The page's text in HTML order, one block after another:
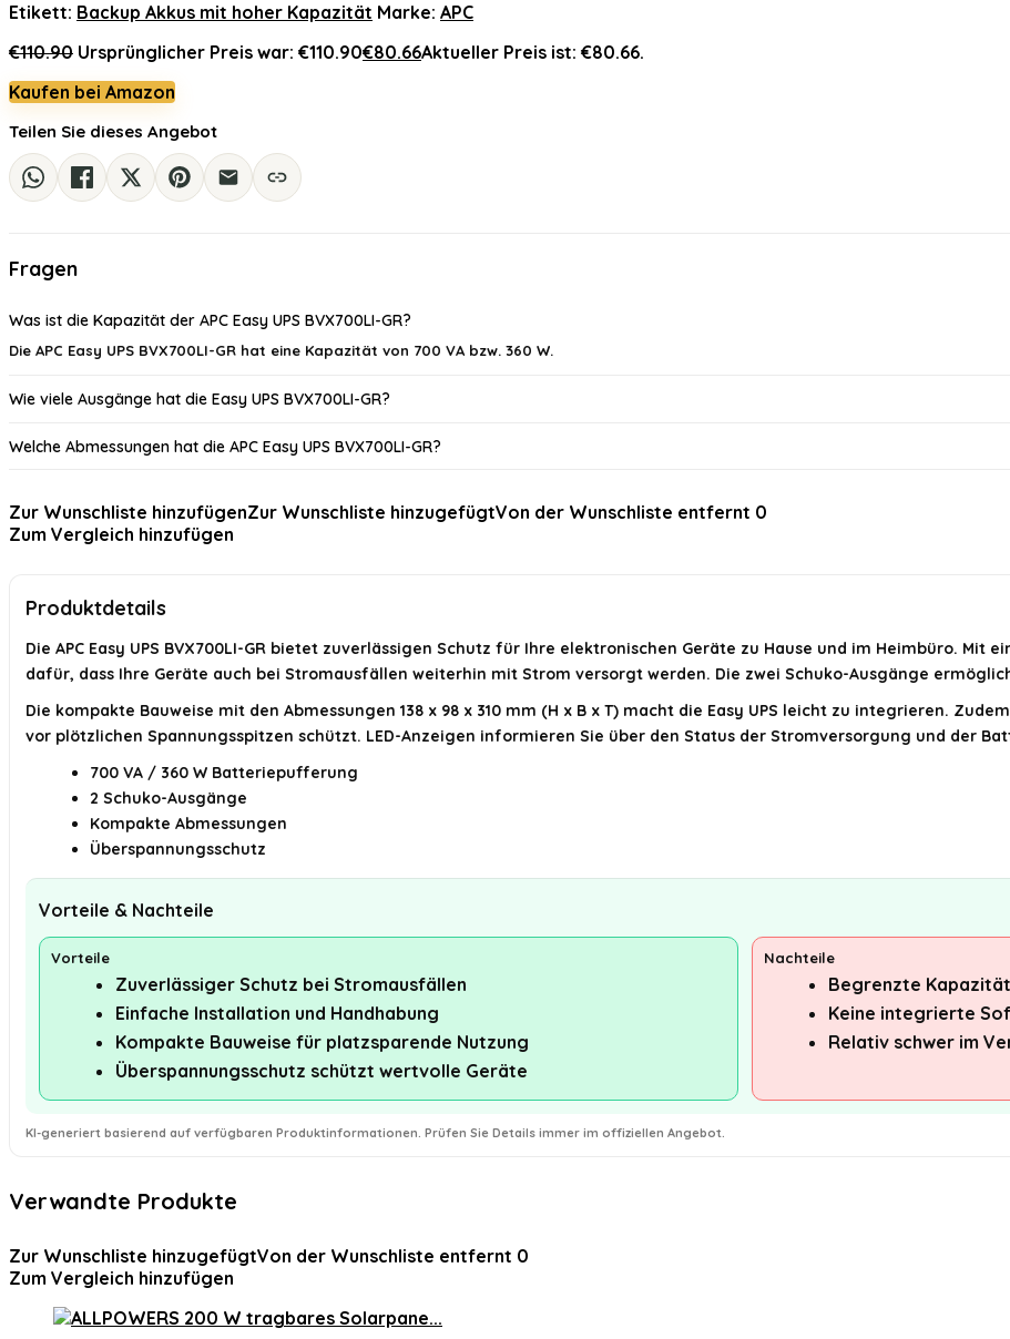
Etikett: Backup Akkus mit hoher Kapazität Marke: APC
€110.90 Ursprünglicher Preis war: €110.90€80.66Aktueller Preis ist: €80.66.
Kaufen bei Amazon
Teilen Sie dieses Angebot
Fragen
Was ist die Kapazität der APC Easy UPS BVX700LI-GR?
Die APC Easy UPS BVX700LI-GR hat eine Kapazität von 700 VA bzw. 360 W.
Wie viele Ausgänge hat die Easy UPS BVX700LI-GR?
Welche Abmessungen hat die APC Easy UPS BVX700LI-GR?
Bietet die APC Easy UPS BVX700LI-GR Überspannungsschutz?
Zur Wunschliste hinzufügenZur Wunschliste hinzugefügtVon der Wunschliste entfernt 0
Zum Vergleich hinzufügen
Produktdetails
Die APC Easy UPS BVX700LI-GR bietet zuverlässigen Schutz für Ihre elektronischen Geräte zu Hause und im Heimbüro. Mit
dafür, dass Ihre Geräte auch bei Stromausfällen weiterhin mit Strom versorgt werden. Die zwei Schuko-Ausgänge
Die kompakte Bauweise mit den Abmessungen 138 x 98 x 310 mm (H x B x T) macht die Easy UPS leicht zu integrieren.
vor plötzlichen Spannungsspitzen schützt. LED-Anzeigen informieren Sie über den Status der Stromversorgung und der
700 VA / 360 W Batteriepufferung
2 Schuko-Ausgänge
Kompakte Abmessungen
Überspannungsschutz
Vorteile & Nachteile
Vorteile
Zuverlässiger Schutz bei Stromausfällen
Einfache Installation und Handhabung
Kompakte Bauweise für platzsparende Nutzung
Überspannungsschutz schützt wertvolle Geräte
Nachteile
Begrenzte
Keine integrierte
Relativ schwer im
KI-generiert basierend auf verfügbaren Produktinformationen. Prüfen Sie Details immer im offiziellen Angebot.
Verwandte Produkte
Zur Wunschliste hinzugefügtVon der Wunschliste entfernt 0
Zum Vergleich hinzufügen